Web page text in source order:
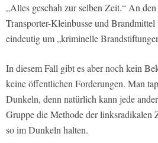
„Alles geschah zur selben Zeit.“ An
Transporter-Kleinbusse und Brandmittel
eindeutig um „kriminelle
In diesem Fall gibt es aber noch kein
keine öffentlichen Forderungen. Man
Dunkeln, denn natürlich kann jede
Gruppe die Methode der linksradikalen
so im Dunkeln halten.